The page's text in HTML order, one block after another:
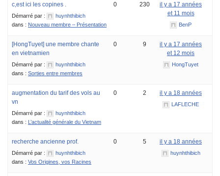
c,est ici les copines .
Démarré par :
huynhthibich
dans : Nouveau membre – Présentation
0 230
il y a 17 années
et 11 mois
BenP
[HongTuyet] une membre chante
en vietnamien
Démarré par :
huynhthibich
dans : Sorties entre membres
0 9
il y a 17 années
et 12 mois
HongTuyet
augmentation du tarif des vols au
vn
Démarré par :
huynhthibich
dans : L’actualité générale du Vietnam
0 2 il y a 18 années
LAFLECHE
recherche ancienne prof.
Démarré par :
huynhthibich
dans : Vos Origines, vos Racines
0 5 il y a 18 années
huynhthibich